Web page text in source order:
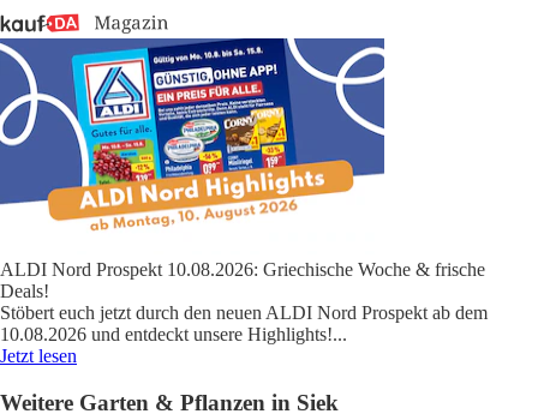
ALDI Nord Prospekt 10.08.2026: Griechische Woche & frische
Deals!
Stöbert euch jetzt durch den neuen ALDI Nord Prospekt ab dem
10.08.2026 und entdeckt unsere Highlights!...
Jetzt lesen
Weitere Garten & Pflanzen in Siek